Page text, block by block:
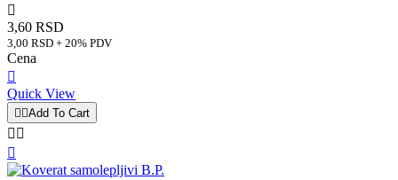

3,60 RSD
3,00 RSD + 20% PDV
Cena

Quick View
 Add To Cart
 
